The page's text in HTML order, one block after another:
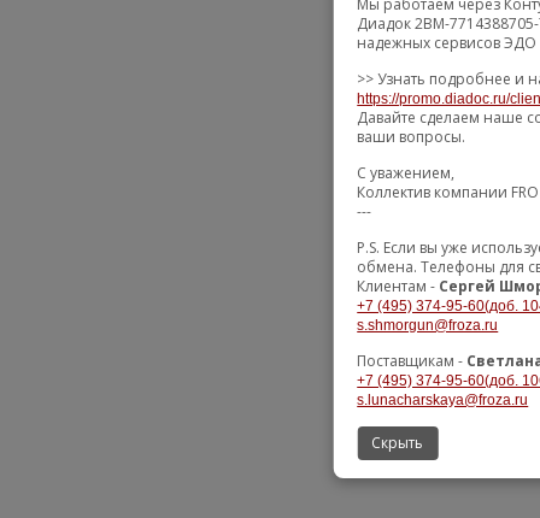
Мы работаем через
Диадок 2BM-
надежных сервисов
>> Узнать подробнее и
https://promo.diadoc.ru/
Давайте сделаем наше
ваши вопросы.
С уважением,
Коллектив компании
---
P.S. Если вы уже
обмена. Телефоны для
Клиентам - Сергей
+7 (495) 374-95-60(доб.
s.shmorgun@froza.ru
Поставщикам -
+7 (495) 374-95-60(доб.
s.lunacharskaya@froza.ru
Скрыть